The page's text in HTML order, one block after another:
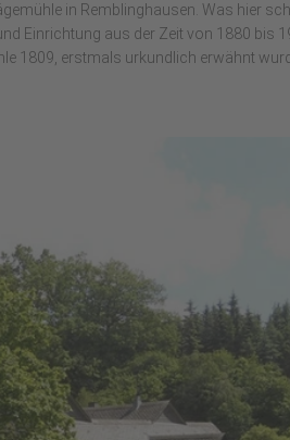
in Remblinghausen. Was hier
Einrichtung aus der Zeit von 1880 bis
1809, erstmals urkundlich erwähnt